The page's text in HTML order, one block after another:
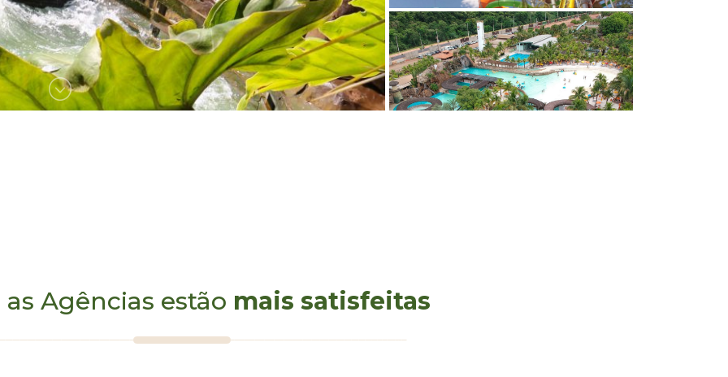
Agências estão mais satisfeitas